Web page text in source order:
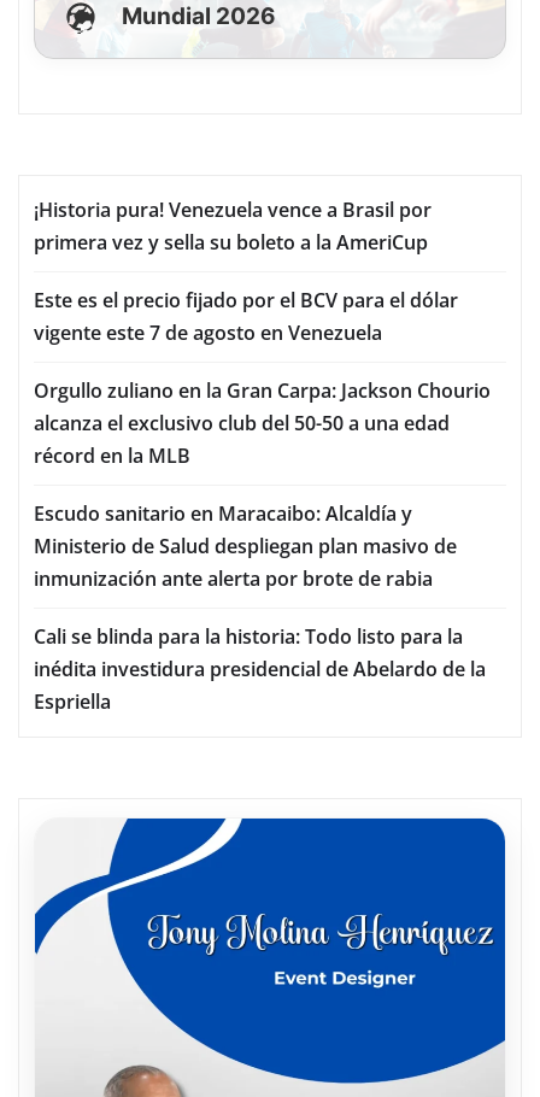
Mundial 2026
¡Historia pura! Venezuela vence a Brasil por
primera vez y sella su boleto a la AmeriCup
Este es el precio fijado por el BCV para el dólar
vigente este 7 de agosto en Venezuela
Orgullo zuliano en la Gran Carpa: Jackson Chourio
alcanza el exclusivo club del 50-50 a una edad
récord en la MLB
Escudo sanitario en Maracaibo: Alcaldía y
Ministerio de Salud despliegan plan masivo de
inmunización ante alerta por brote de rabia
Cali se blinda para la historia: Todo listo para la
inédita investidura presidencial de Abelardo de la
Espriella